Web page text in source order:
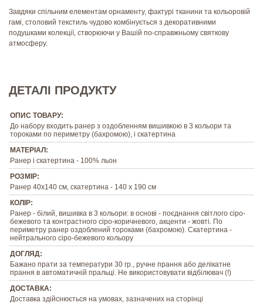
Завдяки спільним елементам орнаменту, фактурі тканини та кольоровій
гамі, столовий текстиль чудово комбінується з декоративними
подушками колекції, створюючи у Вашій по-справжньому святкову
атмосферу.
ДЕТАЛІ ПРОДУКТУ
ОПИС ТОВАРУ:
До набору входить ранер з оздобленням вишивкою в 3 кольори та
тороками по периметру (бахромою), і скатертина
МАТЕРІАЛ:
Ранер і скатертина - 100% льон
РОЗМІР:
Ранер 40х140 см, скатертина - 140 х 190 см
КОЛІР:
Ранер - білий, вишивка в 3 кольори: в основі - поєднання світлого сіро-
бежевого та контрастного сіро-коричневого, акценти - жовті. По
периметру ранер оздоблений тороками (бахромою). Скатертина -
нейтрального сіро-бежевого кольору
ДОГЛЯД:
Бажано прати за температури 30 гр., ручне прання або делікатне
прання в автоматичній пральці. Не використовувати відбілювач (!)
ДОСТАВКА:
Доставка здійснюється на умовах, зазначених на сторінці